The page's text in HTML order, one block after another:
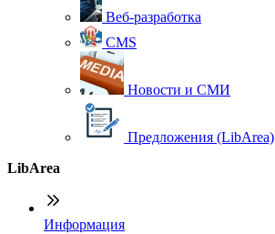
Веб-разработка
CMS
Новости и СМИ
Предложения (LibArea)
LibArea
Информация